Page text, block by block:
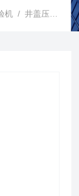
机 / 井盖压力试验机